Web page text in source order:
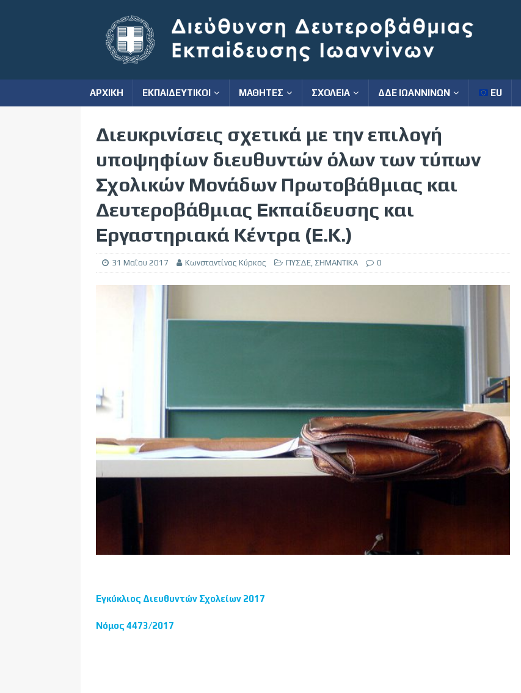
ΑΡΧΙΚΗ ΕΚΠΑΙΔΕΥΤΙΚΟΙ ΜΑΘΗΤΕΣ ΣΧΟΛΕΙΑ ΔΔΕ ΙΩΑΝΝΙΝΩΝ EU
Διευκρινίσεις σχετικά με την επιλογή
υποψηφίων διευθυντών όλων των τύπων
Σχολικών Μονάδων Πρωτοβάθμιας και
Δευτεροβάθμιας Εκπαίδευσης και
Εργαστηριακά Κέντρα (Ε.Κ.)
31 Μαΐου 2017 Κωνσταντίνος Κύρκος ΠΥΣΔΕ, ΣΗΜΑΝΤΙΚΑ 0
Εγκύκλιος Διευθυντών Σχολείων 2017
Νόμος 4473/2017